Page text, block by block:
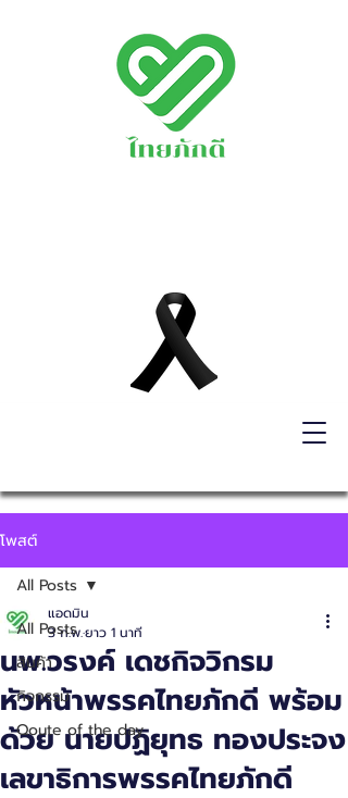
โพสต์
All Posts
สินค้า
กิจกรรม
Qoute of the day
All Posts
นพ.วรงค์ เดชกิจวิกรม
หัวหน้าพรรคไทยภักดี พร้อม
ด้วย นายปฏิยุทธ ทองประจง
เลขาธิการพรรคไทยภักดี
แอดมิน
3 ก.พ.ยาว 1 นาที